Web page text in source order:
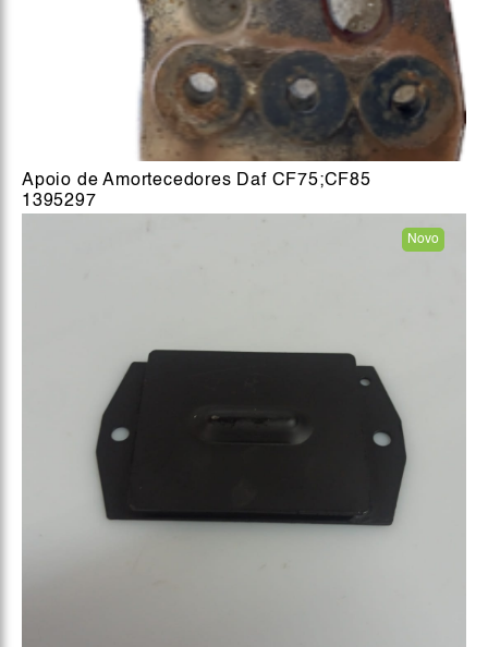
Apoio de Amortecedores Daf CF75;CF85
1395297
Novo